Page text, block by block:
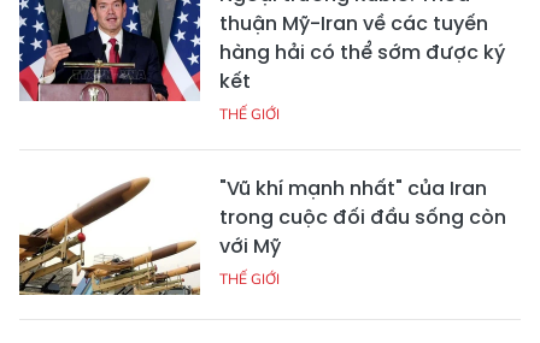
thuận Mỹ-Iran về các tuyến
hàng hải có thể sớm được ký
kết
THẾ GIỚI
"Vũ khí mạnh nhất" của Iran
trong cuộc đối đầu sống còn
với Mỹ
THẾ GIỚI